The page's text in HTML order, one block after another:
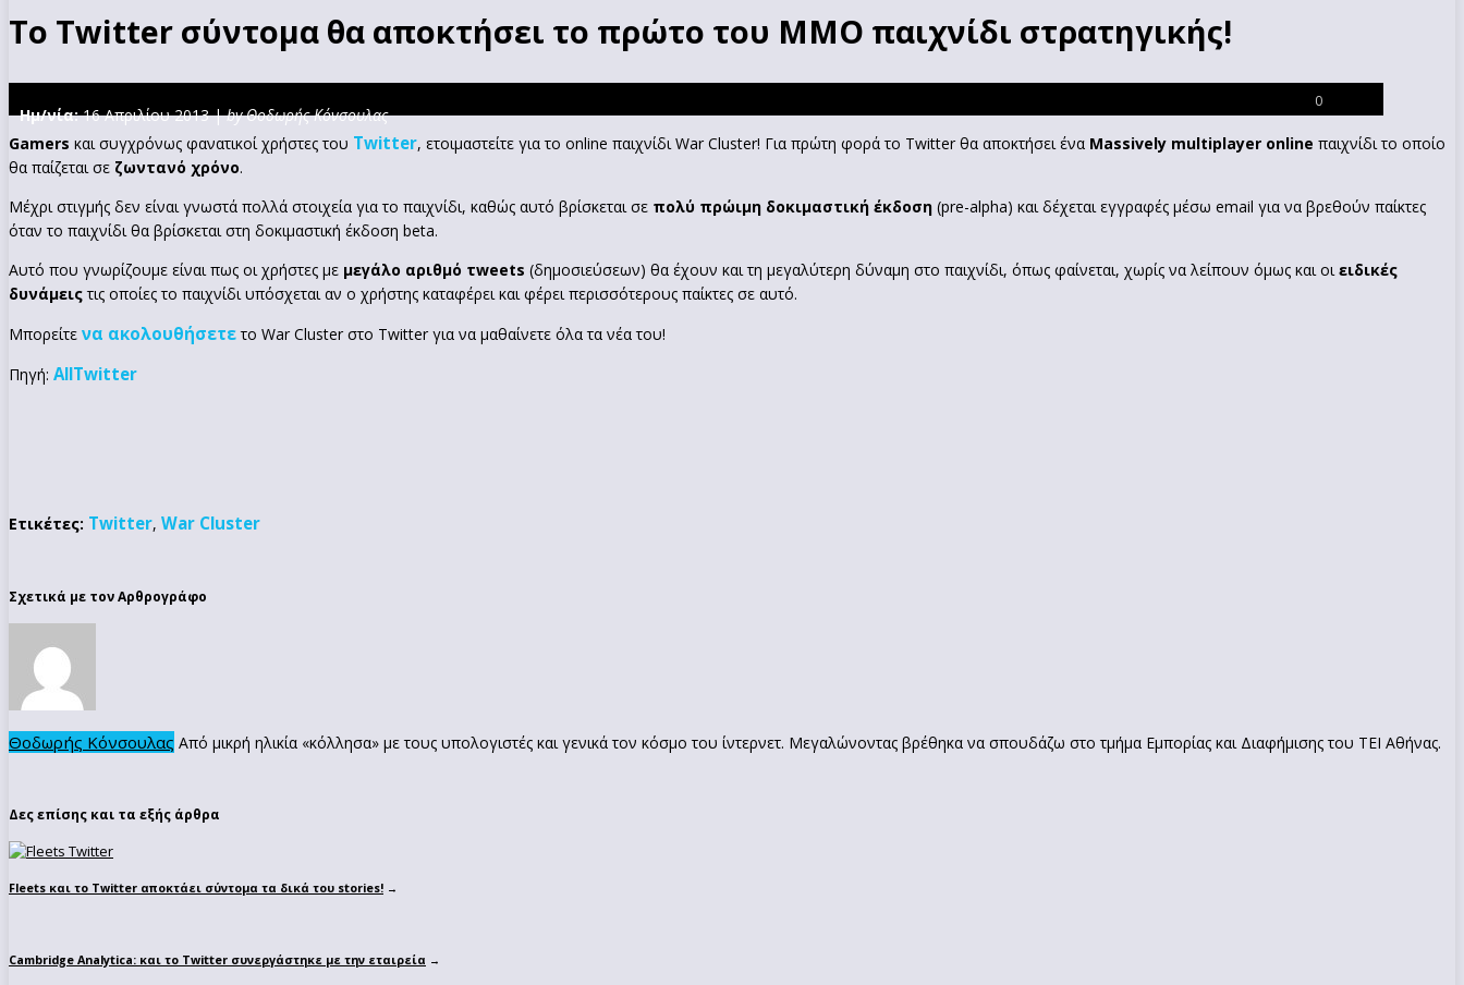
Το Twitter σύντομα θα αποκτήσει το πρώτο του MMO παιχνίδι στρατηγικής!
Ημ/νία:16 Απριλίου 2013 |by Θοδωρής Κόνσουλας
0
Gamers και συγχρόνως φανατικοί χρήστες του Twitter, ετοιμαστείτε για το online παιχνίδι War Cluster! Για πρώτη φορά το Twitter θα αποκτήσει ένα Massively multiplayer online παιχνίδι το οποίο
θα παίζεται σε ζωντανό χρόνο.
Μέχρι στιγμής δεν είναι γνωστά πολλά στοιχεία για το παιχνίδι, καθώς αυτό βρίσκεται σε πολύ πρώιμη δοκιμαστική έκδοση (pre-alpha) και δέχεται εγγραφές μέσω email για να βρεθούν παίκτες
όταν το παιχνίδι θα βρίσκεται στη δοκιμαστική έκδοση beta.
Αυτό που γνωρίζουμε είναι πως οι χρήστες με μεγάλο αριθμό τweets (δημοσιεύσεων) θα έχουν και τη μεγαλύτερη δύναμη στο παιχνίδι, όπως φαίνεται, χωρίς να λείπουν όμως και οι ειδικές
δυνάμειςτις οποίες το παιχνίδι υπόσχεται αν ο χρήστης καταφέρει και φέρει περισσότερους παίκτες σε αυτό.
Μπορείτε να ακολουθήσετετο War Cluster στο Twitter για να μαθαίνετε όλα τα νέα του!
Πηγή: AllTwitter
Ετικέτες: Twitter, War Cluster
Σχετικά με τον Αρθρογράφο
Θοδωρής Κόνσουλας Από μικρή ηλικία «κόλλησα» με τους υπολογιστές και γενικά τον κόσμο του ίντερνετ. Μεγαλώνοντας βρέθηκα να σπουδάζω στο τμήμα Εμπορίας και Διαφήμισης του ΤΕΙ Αθήνας.
Δες επίσης και τα εξής άρθρα
Fleets και το Twitter αποκτάει σύντομα τα δικά του stories! →
Cambridge Analytica: και το Twitter συνεργάστηκε με την εταιρεία →